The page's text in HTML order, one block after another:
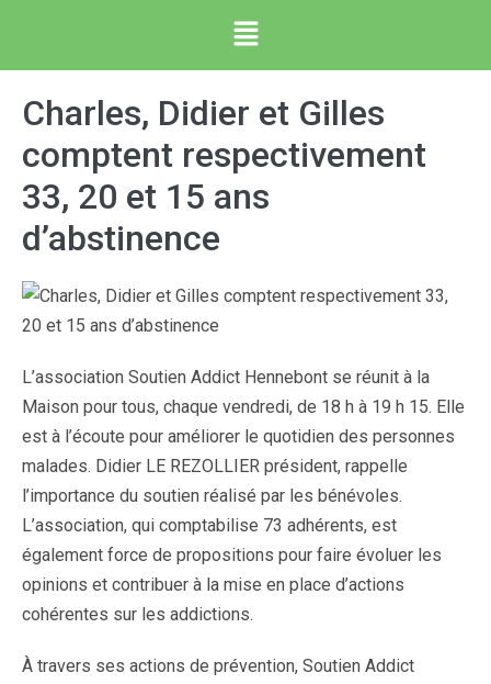
Charles, Didier et Gilles
comptent respectivement
33, 20 et 15 ans
d’abstinence
L’association Soutien Addict Hennebont se réunit à la
Maison pour tous, chaque vendredi, de 18 h à 19 h 15. Elle
est à l’écoute pour améliorer le quotidien des personnes
malades. Didier LE REZOLLIER président, rappelle
l’importance du soutien réalisé par les bénévoles.
L’association, qui comptabilise 73 adhérents, est
également force de propositions pour faire évoluer les
opinions et contribuer à la mise en place d’actions
cohérentes sur les addictions.
À travers ses actions de prévention, Soutien Addict